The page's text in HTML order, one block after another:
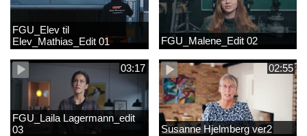
FGU_Elev til
Elev_Mathias_Edit 01
FGU_Malene_Edit 02
03:17
FGU_Laila Lagermann_edit
03
02:55
Susanne Hjelmberg ver2